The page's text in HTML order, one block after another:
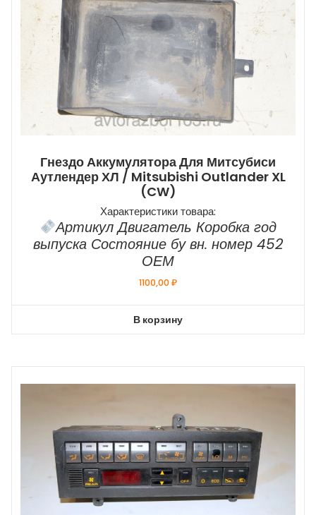
Гнездо Аккумулятора Для Митсубиси
Аутлендер ХЛ / Mitsubishi Outlander XL
(CW)
Характеристики товара:
Артикул Двигатель Коробка год
выпуска Состояние бу вн. номер 452
ОЕМ
1100,00₽
В корзину